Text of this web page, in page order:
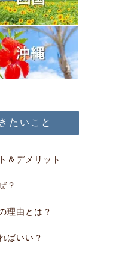
たいこと
＆デメリット
？
理由とは？
ばいい？